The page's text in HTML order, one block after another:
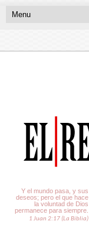
Y el mundo pasa, y sus
deseos; pero el que hace
la voluntad de Dios
permanece para siempre.
1 Juan 2:17 (La Biblia)